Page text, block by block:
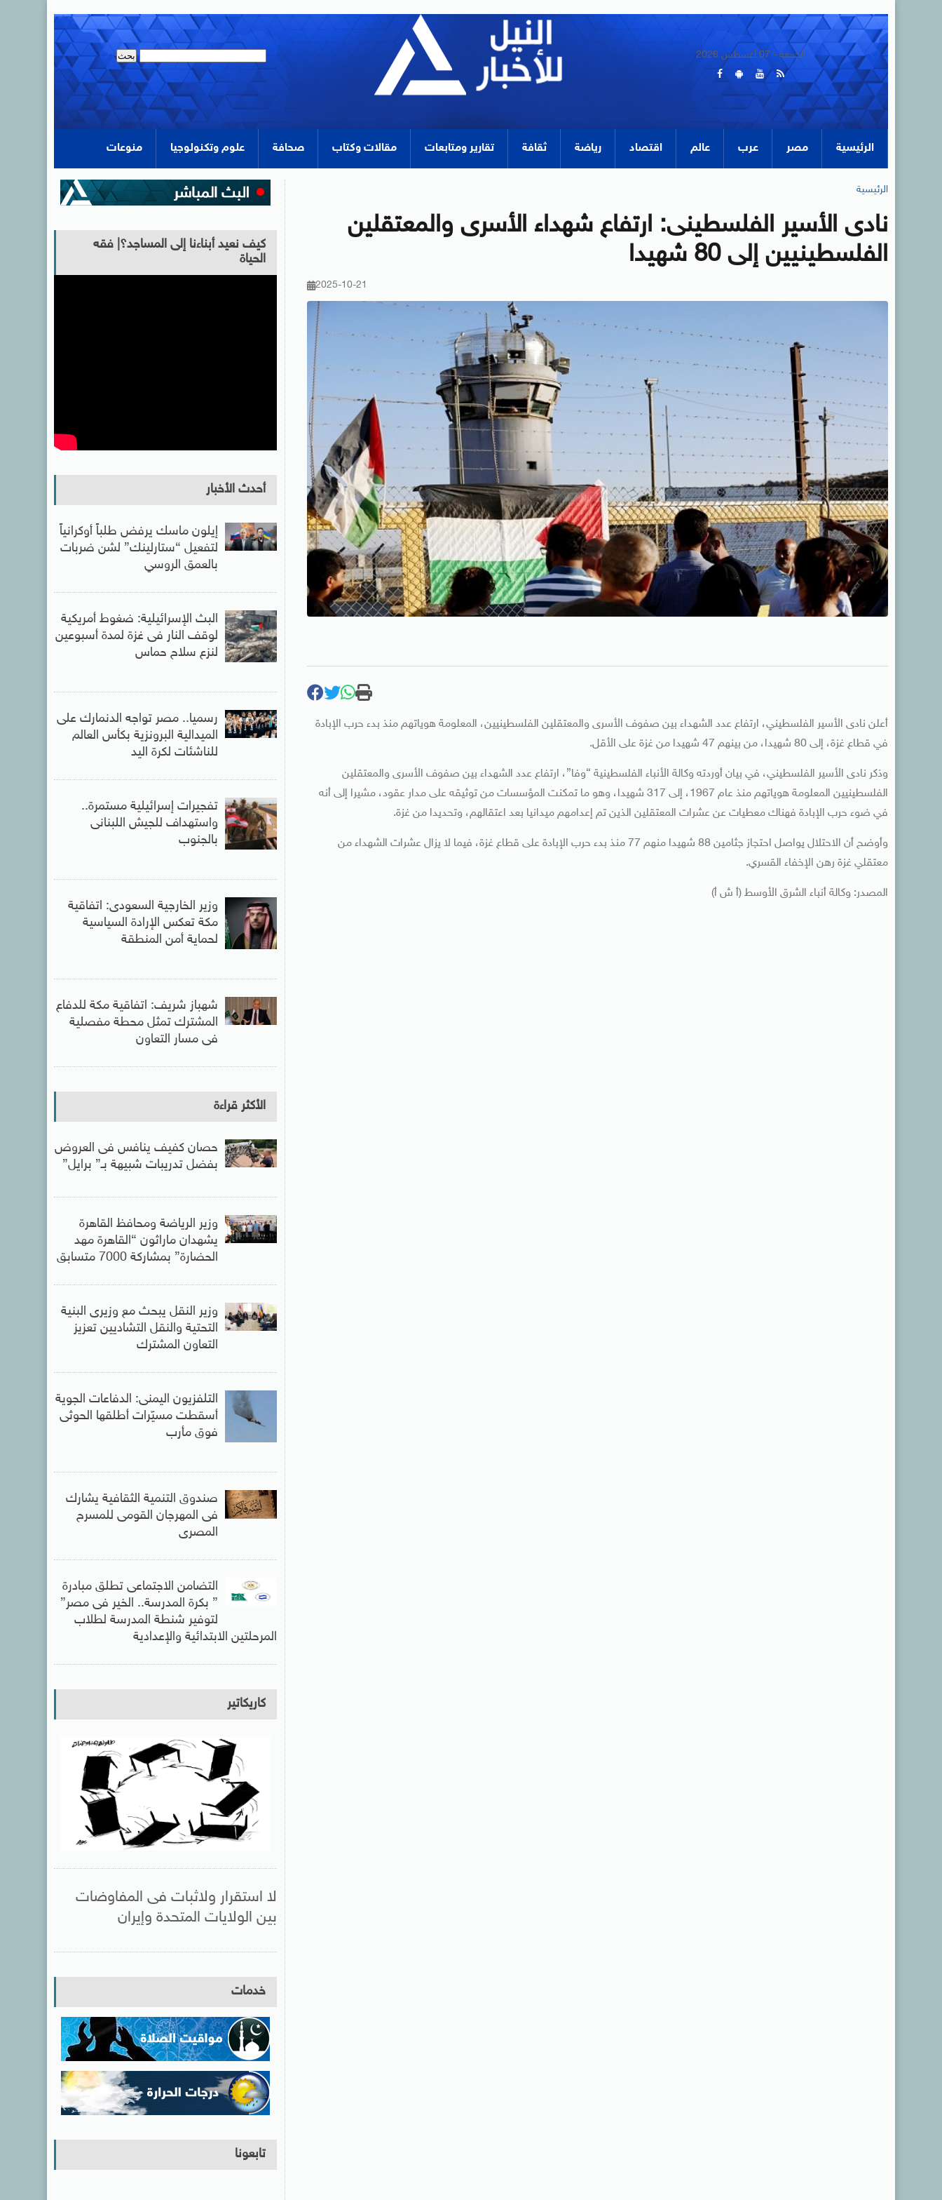
الجمعة - 07 أغسطس 2026
الرئيسية مصر عرب عالم اقتصاد رياضة ثقافة تقارير ومتابعات مقالات وكتاب صحافة علوم وتكنولوجيا منوعات
الرئيسية
نادى الأسير الفلسطينى: ارتفاع شهداء الأسرى والمعتقلين
الفلسطينيين إلى 80 شهيدا
2025-10-21
أعلن نادى الأسير الفلسطيني، ارتفاع عدد الشهداء بين صفوف الأسرى والمعتقلين الفلسطينيين، المعلومة هوياتهم منذ بدء حرب الإبادة
في قطاع غزة، إلى 80 شهيدا، من بينهم 47 شهيدا من غزة على الأقل.
وذكر نادى الأسير الفلسطيني، في بيان أوردته وكالة الأنباء الفلسطينية “وفا”، ارتفاع عدد الشهداء بين صفوف الأسرى والمعتقلين
الفلسطينيين المعلومة هوياتهم منذ عام 1967، إلى 317 شهيدا، وهو ما تمكنت المؤسسات من توثيقه على مدار عقود، مشيرا إلى أنه
في ضوء حرب الإبادة فهناك معطيات عن عشرات المعتقلين الذين تم إعدامهم ميدانيا بعد اعتقالهم، وتحديدا من غزة.
وأوضح أن الاحتلال يواصل احتجاز جثامين 88 شهيدا منهم 77 منذ بدء حرب الإبادة على قطاع غزة، فيما لا يزال عشرات الشهداء من
معتقلي غزة رهن الإخفاء القسري.
المصدر: وكالة أنباء الشرق الأوسط (أ ش أ)
كيف نعيد أبناءنا إلى المساجد؟| فقه
الحياة
أحدث الأخبار
إيلون ماسك يرفض طلباً أوكرانياً
لتفعيل “ستارلينك” لشن ضربات
بالعمق الروسي
البث الإسرائيلية: ضغوط أمريكية
لوقف النار فى غزة لمدة أسبوعين
لنزع سلاح حماس
رسميا.. مصر تواجه الدنمارك على
الميدالية البرونزية بكأس العالم
للناشئات لكرة اليد
تفجيرات إسرائيلية مستمرة..
واستهداف للجيش اللبنانى
بالجنوب
وزير الخارجية السعودى: اتفاقية
مكة تعكس الإرادة السياسية
لحماية أمن المنطقة
شهباز شريف: اتفاقية مكة للدفاع
المشترك تمثل محطة مفصلية
فى مسار التعاون
الأكثر قراءة
حصان كفيف ينافس فى العروض
بفضل تدريبات شبيهة بـ” برايل”
وزير الرياضة ومحافظ القاهرة
يشهدان ماراثون “القاهرة مهد
الحضارة” بمشاركة 7000 متسابق
وزير النقل يبحث مع وزيرى البنية
التحتية والنقل التشاديين تعزيز
التعاون المشترك
التلفزيون اليمنى: الدفاعات الجوية
أسقطت مسيّرات أطلقها الحوثى
فوق مأرب
صندوق التنمية الثقافية يشارك
فى المهرجان القومى للمسرح
المصرى
التضامن الاجتماعى تطلق مبادرة
” بكرة المدرسة.. الخير فى مصر”
لتوفير شنطة المدرسة لطلاب
المرحلتين الابتدائية والإعدادية
كاريكاتير
لا استقرار ولاثبات فى المفاوضات
بين الولايات المتحدة وإيران
خدمات
تابعونا